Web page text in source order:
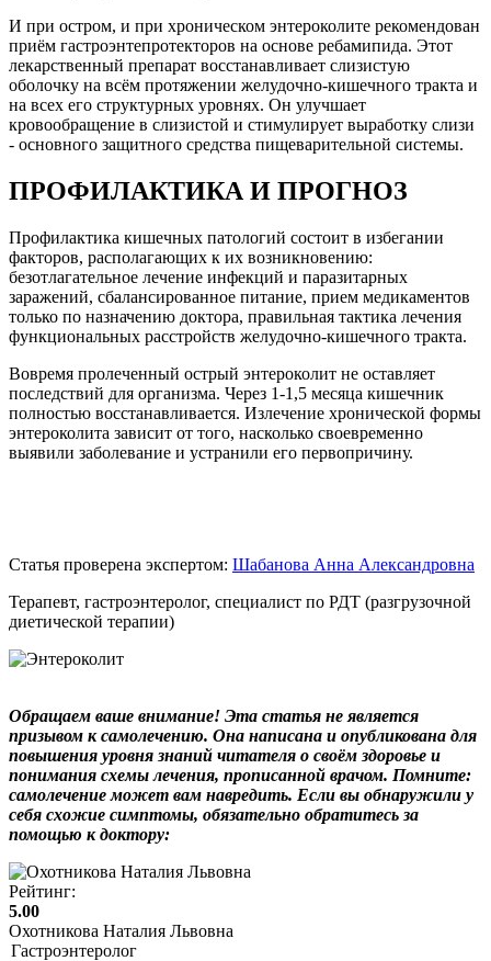
И при остром, и при хроническом энтероколите рекомендован
приём гастроэнтепротекторов на основе ребамипида. Этот
лекарственный препарат восстанавливает слизистую
оболочку на всём протяжении желудочно-кишечного тракта и
на всех его структурных уровнях. Он улучшает
кровообращение в слизистой и стимулирует выработку слизи
- основного защитного средства пищеварительной системы.
ПРОФИЛАКТИКА И ПРОГНОЗ
Профилактика кишечных патологий состоит в избегании
факторов, располагающих к их возникновению:
безотлагательное лечение инфекций и паразитарных
заражений, сбалансированное питание, прием медикаментов
только по назначению доктора, правильная тактика лечения
функциональных расстройств желудочно-кишечного тракта.
Вовремя пролеченный острый энтероколит не оставляет
последствий для организма. Через 1-1,5 месяца кишечник
полностью восстанавливается. Излечение хронической формы
энтероколита зависит от того, насколько своевременно
выявили заболевание и устранили его первопричину.
Статья проверена экспертом: Шабанова Анна Александровна
Терапевт, гастроэнтеролог, специалист по РДТ (разгрузочной
диетической терапии)
Обращаем ваше внимание! Эта статья не является
призывом к самолечению. Она написана и опубликована для
повышения уровня знаний читателя о своём здоровье и
понимания схемы лечения, прописанной врачом. Помните:
самолечение может вам навредить. Если вы обнаружили у
себя схожие симптомы, обязательно обратитесь за
помощью к доктору:
Рейтинг:
5.00
Охотникова Наталия Львовна
Гастроэнтеролог